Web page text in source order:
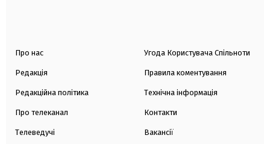
Про нас
Редакція
Редакційна політика
Про телеканал
Телеведучі
Угода Користувача Спільноти
Правила коментування
Технічна інформація
Контакти
Вакансії